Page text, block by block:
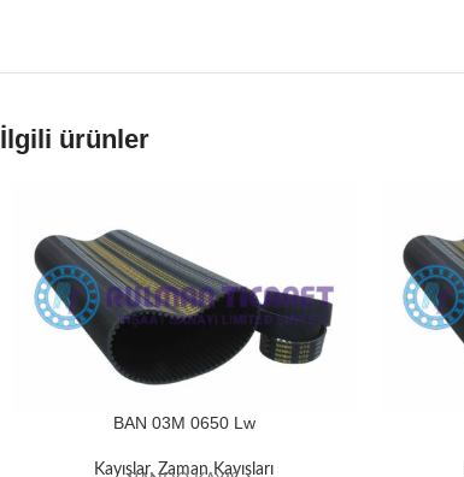
İlgili ürünler
BAN 03M 0650 Lw
Kayışlar,Zaman Kayışları